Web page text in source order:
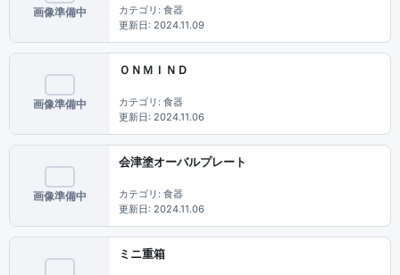
画像準備中
カテゴリ: 食器
更新日: 2024.11.09
画像準備中
ＯＮＭＩＮＤ
カテゴリ: 食器
更新日: 2024.11.06
画像準備中
会津塗オーバルプレート
カテゴリ: 食器
更新日: 2024.11.06
ミニ重箱